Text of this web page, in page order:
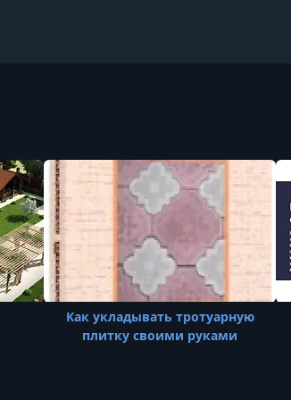
Как укладывать тротуарную
плитку своими руками